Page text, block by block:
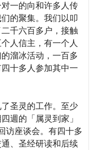
一的向和许多人传
的聚集。我们以叩
千六百多户，接触
人信主，有一个人
溜冰活动，一百多
十多人参加其中一
圣灵的工作。至少
週的「属灵到家」
访座谈会。有四十多
、圣经研读和后续